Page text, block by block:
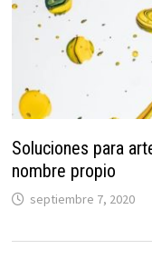
Soluciones para
nombre propio
septiembre 7, 2020